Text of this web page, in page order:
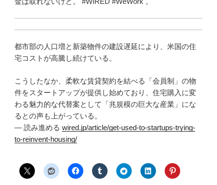
都市部の人口増と新築物件の建設遅延により、米国の住
宅コストが高騰し続けている。
こうしたなか、柔軟な賃貸契約を結べる「会員制」の物
件をスタートアップが提供し始めており、住宅購入に変
わる魅力的な代替案として「兆規模の巨大な産業」にな
るとの声も上がっている。
— 読み進める wired.jp/article/get-used-to-startups-trying-
to-reinvent-housing/